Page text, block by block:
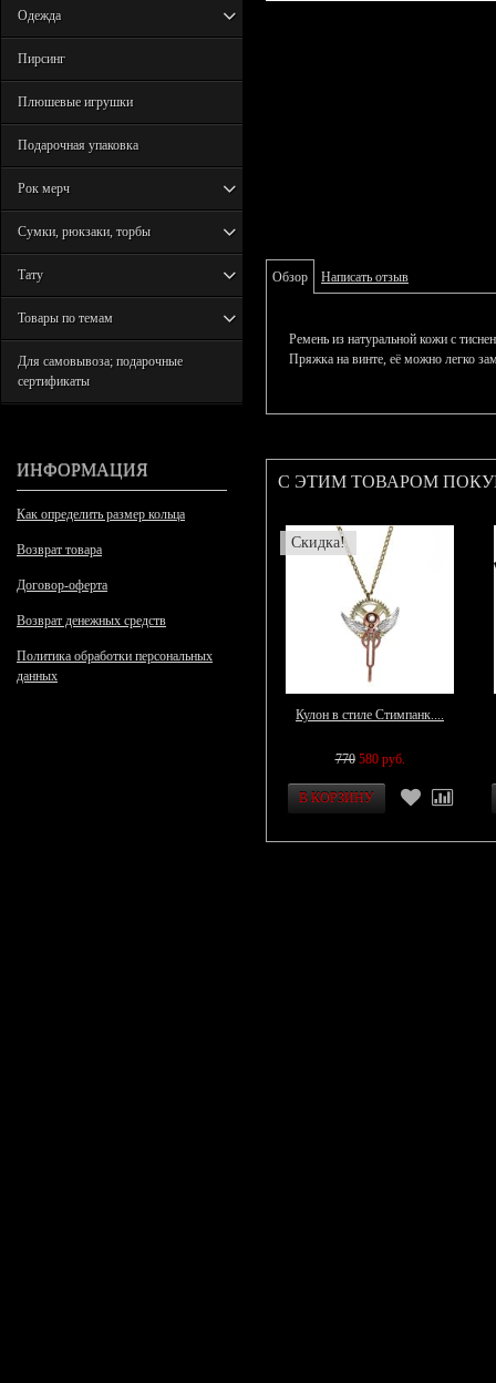
Одежда
Пирсинг
Плюшевые игрушки
Подарочная упаковка
Рок мерч
Сумки, рюкзаки, торбы
Тату
Товары по темам
Для самовывоза; подарочные
сертификаты
ИНФОРМАЦИЯ
Как определить размер кольца
Возврат товара
Договор-оферта
Возврат денежных средств
Политика обработки персональных
данных
Обзор Написать отзыв
Ремень из натуральной кожи с
Пряжка на винте, её можно легко
С ЭТИМ ТОВАРОМ
Скидка!
Кулон в стиле Стимпанк....
770 580 руб.